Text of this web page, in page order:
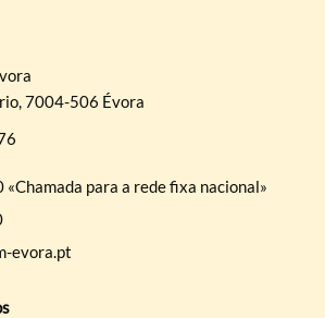
7004-506 Évora
para a rede fixa nacional»
evora.pt